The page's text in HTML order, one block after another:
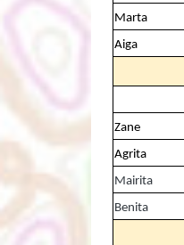
Marta
Aiga
Zane
Agrita
Mairita
Benita